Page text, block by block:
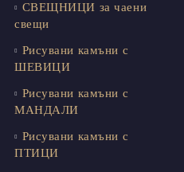
СВЕЩНИЦИ за чаени
свещи
Рисувани камъни с
ШЕВИЦИ
Рисувани камъни с
МАНДАЛИ
Рисувани камъни с
ПТИЦИ